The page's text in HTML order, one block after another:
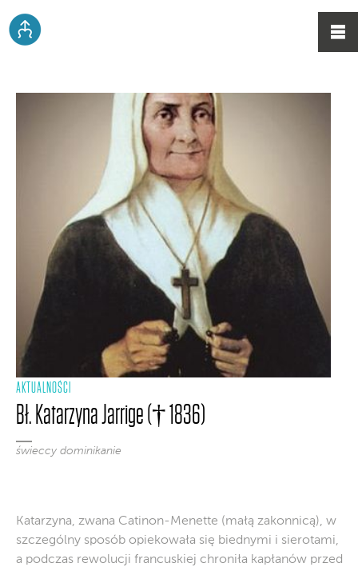
AKTUALNOŚCI
Bł. Katarzyna Jarrige († 1836)
świeccy dominikanie
Katarzyna, zwana Catinon-Menette (małą zakonnicą), w
szczególny sposób opiekowała się biednymi i sierotami,
a podczas rewolucji francuskiej chroniła kapłanów przed